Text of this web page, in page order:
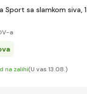
Sport sa slamkom siva,
a
na zalihi(U vas 13.08.)